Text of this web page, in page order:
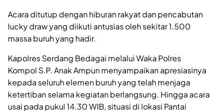
Acara ditutup dengan hiburan rakyat dan pencabutan
lucky draw yang diikuti antusias oleh sekitar 1.500
massa buruh yang hadir.
Kapolres Serdang Bedagai melalui Waka Polres
Kompol S.P. Anak Ampun menyampaikan apresiasinya
kepada seluruh elemen buruh yang telah menjaga
ketertiban selama kegiatan berlangsung. Hingga acara
usai pada pukul 14.30 WIB, situasi di lokasi Pantai